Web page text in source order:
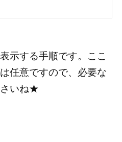
示する手順です。ここ
任意ですので、必要な
さいね★